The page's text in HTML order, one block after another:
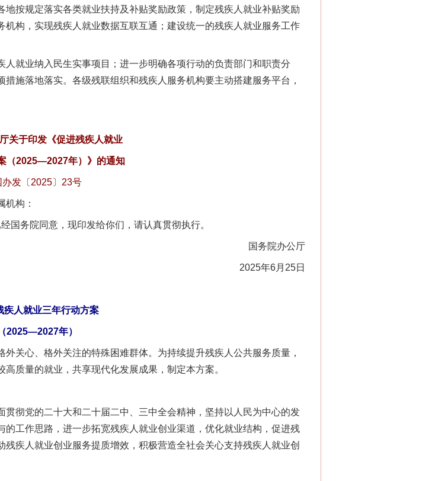
按规定落实各类就业扶持及补贴奖励政策，制定残疾人就业补贴奖励
构，实现残疾人就业数据互联互通；建设统一的残疾人就业服务工作
就业纳入民生实事项目；进一步明确各项行动的负责部门和职责分
施落地落实。各级残联组织和残疾人服务机构要主动搭建服务平台，
关于印发《促进残疾人就业
（2025—2027年）》的通知
办发〔2025〕23号
机构：
国务院同意，现印发给你们，请认真贯彻执行。
国务院办公厅
2025年6月25日
疾人就业三年行动方案
（2025—2027年）
心、格外关注的特殊困难群体。为持续提升残疾人公共服务质量，
质量的就业，共享现代化发展成果，制定本方案。
彻党的二十大和二十届二中、三中全会精神，坚持以人民为中心的发
工作思路，进一步拓宽残疾人就业创业渠道，优化就业结构，促进残
疾人就业创业服务提质增效，积极营造全社会关心支持残疾人就业创